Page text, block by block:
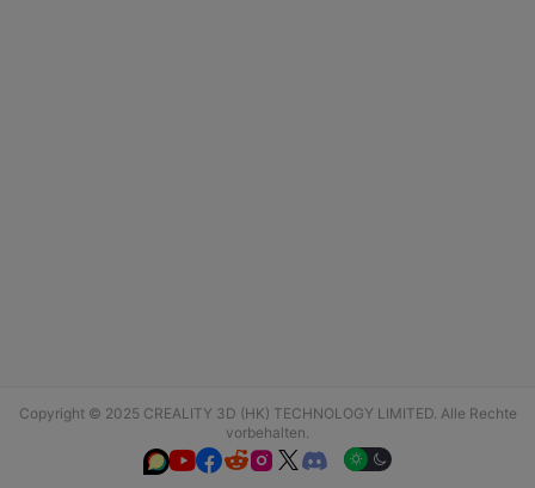
Copyright © 2025 CREALITY 3D (HK) TECHNOLOGY LIMITED. Alle Rechte
vorbehalten.
  